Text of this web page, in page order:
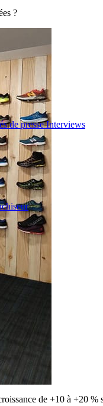
de presse Interviews
?
de +10 à +20